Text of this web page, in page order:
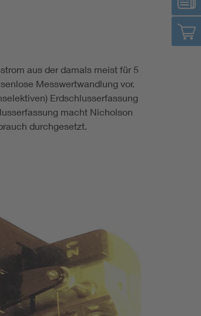
aus der damals meist für 5
Messwertwandlung vor.
Erdschlusserfassung
macht Nicholson
durchgesetzt.